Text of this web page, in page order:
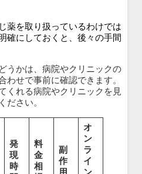
薬を取り扱っているわけでは
確にしておくと、後々の手間
うかは、病院やクリニックの
わせで事前に確認できます。
くれる病院やクリニックを見
ださい。
発
現
時
料
金
相
副
作
用
オ
ン
ラ
イ
ン